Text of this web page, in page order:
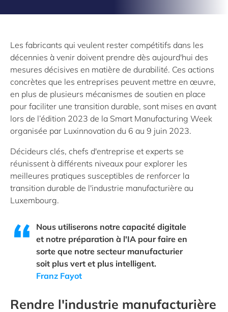
Les fabricants qui veulent rester compétitifs dans les
décennies à venir doivent prendre dès aujourd'hui des
mesures décisives en matière de durabilité. Ces actions
concrètes que les entreprises peuvent mettre en œuvre,
en plus de plusieurs mécanismes de soutien en place
pour faciliter une transition durable, sont mises en avant
lors de l’édition 2023 de la Smart Manufacturing Week
organisée par Luxinnovation du 6 au 9 juin 2023.
Décideurs clés, chefs d'entreprise et experts se
réunissent à différents niveaux pour explorer les
meilleures pratiques susceptibles de renforcer la
transition durable de l'industrie manufacturière au
Luxembourg.
Nous utiliserons notre capacité digitale
et notre préparation à l'IA pour faire en
sorte que notre secteur manufacturier
soit plus vert et plus intelligent.
Franz Fayot
Rendre l'industrie manufacturière